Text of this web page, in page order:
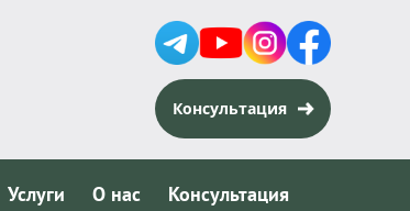
Консультация
Услуги О нас Консультация